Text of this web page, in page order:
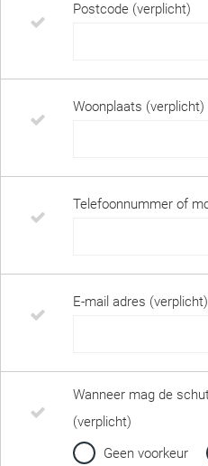
Postcode (verplicht)
Woonplaats (verplicht)
Telefoonnummer of
E-mail adres (verplicht)
Wanneer mag de
(verplicht)
Geen voorkeur